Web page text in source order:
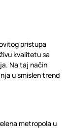
pristupa
kvalitetu sa
Na taj način
u smislen trend
metropola u